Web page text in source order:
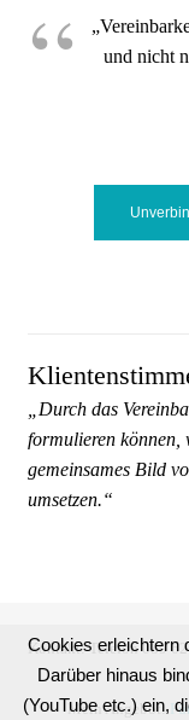
und nicht
„Durch das
formulieren können,
gemeinsames Bild
umsetzen.“
Kontakt:Telefon 089
Mein Angebot:
Cookies erleichtern
Darüber hinaus
(YouTube etc.) ein,